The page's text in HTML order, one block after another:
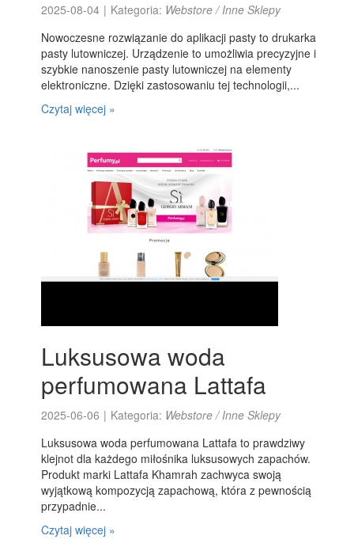
2025-08-04 | Kategoria: Webstore / Inne Sklepy
Nowoczesne rozwiązanie do aplikacji pasty to drukarka
pasty lutowniczej. Urządzenie to umożliwia precyzyjne i
szybkie nanoszenie pasty lutowniczej na elementy
elektroniczne. Dzięki zastosowaniu tej technologii,...
Czytaj więcej »
Luksusowa woda
perfumowana Lattafa
2025-06-06 | Kategoria: Webstore / Inne Sklepy
Luksusowa woda perfumowana Lattafa to prawdziwy
klejnot dla każdego miłośnika luksusowych zapachów.
Produkt marki Lattafa Khamrah zachwyca swoją
wyjątkową kompozycją zapachową, która z pewnością
przypadnie...
Czytaj więcej »